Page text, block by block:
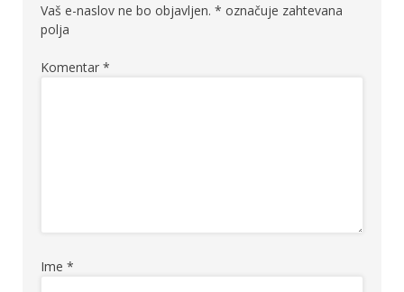
Vaš e-naslov ne bo objavljen. * označuje zahtevana
polja
Komentar *
Ime *